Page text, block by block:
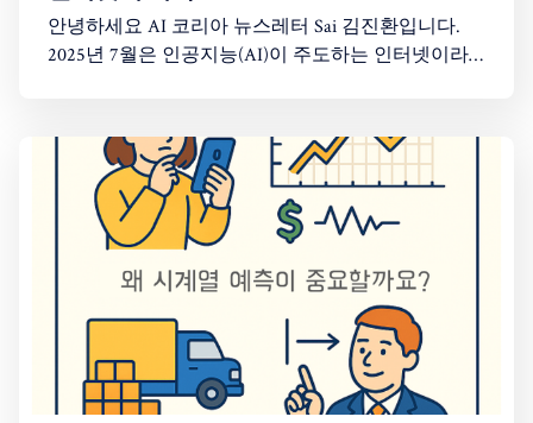
안녕하세요 AI 코리아 뉴스레터 Sai 김진환입니다.
2025년 7월은 인공지능(AI)이 주도하는 인터넷이라
변의 중심의 하나는 브라우저의 개념을 근본적으로
재정의하려는 Perplexity의 대담한 도전, 'Comet'의 등
장있고, 다른 하나는 xAI가 원초적인 성능을 앞세워
출시한 'Grok-4&